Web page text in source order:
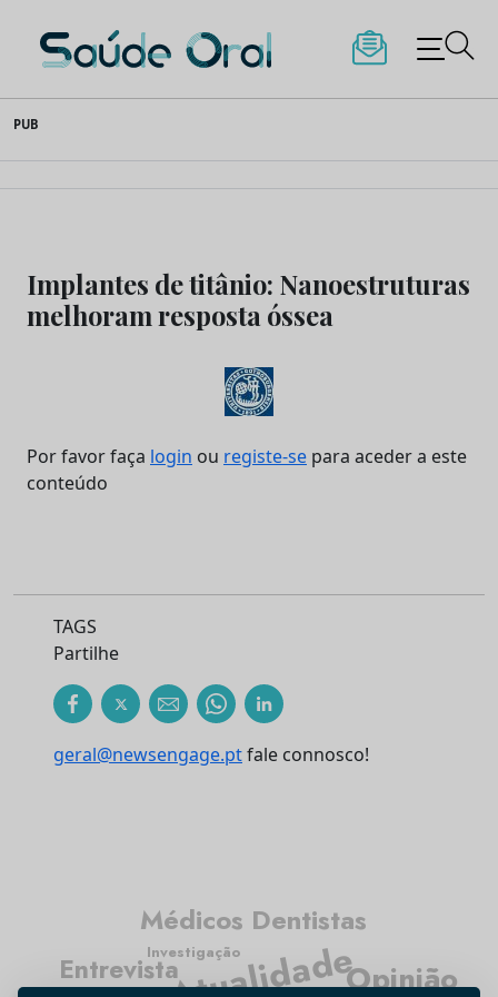
to
content
Saúde Oral
PUB
Implantes de titânio: Nanoestruturas
melhoram resposta óssea
Por favor faça login ou registe-se para aceder a este
conteúdo
TAGS
Partilhe
geral@newsengage.ptfale connosco!
Atualidade
Médicos Dentistas
Entrevista Opinião
Investigação